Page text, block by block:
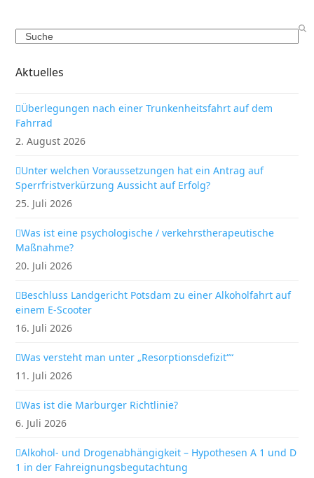
Search
Aktuelles
Überlegungen nach einer Trunkenheitsfahrt auf dem
Fahrrad
2. August 2026
Unter welchen Voraussetzungen hat ein Antrag auf
Sperrfristverkürzung Aussicht auf Erfolg?
25. Juli 2026
Was ist eine psychologische / verkehrstherapeutische
Maßnahme?
20. Juli 2026
Beschluss Landgericht Potsdam zu einer Alkoholfahrt auf
einem E-Scooter
16. Juli 2026
Was versteht man unter „Resorptionsdefizit““
11. Juli 2026
Was ist die Marburger Richtlinie?
6. Juli 2026
Alkohol- und Drogenabhängigkeit – Hypothesen A 1 und D
1 in der Fahreignungsbegutachtung